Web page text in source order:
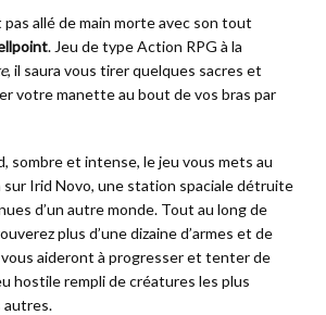
pas allé de main morte avec son tout
. Jeu de type Action RPG à la
, il saura vous tirer quelques sacres et
votre manette au bout de vos bras par
sombre et intense, le jeu vous mets au
sur Irid Novo, une station spaciale détruite
d’un autre monde. Tout au long de
plus d’une dizaine d’armes et de
vous aideront à progresser et tenter de
hostile rempli de créatures les plus
autres.